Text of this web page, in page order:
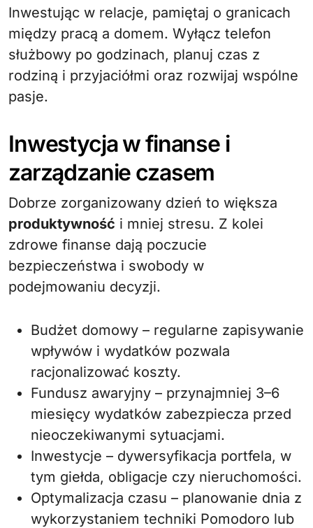
Inwestując w relacje, pamiętaj o granicach
między pracą a domem. Wyłącz telefon
służbowy po godzinach, planuj czas z
rodziną i przyjaciółmi oraz rozwijaj wspólne
pasje.
Inwestycja w finanse i
zarządzanie czasem
Dobrze zorganizowany dzień to większa
produktywność i mniej stresu. Z kolei
zdrowe finanse dają poczucie
bezpieczeństwa i swobody w
podejmowaniu decyzji.
Budżet domowy – regularne zapisywanie
wpływów i wydatków pozwala
racjonalizować koszty.
Fundusz awaryjny – przynajmniej 3–6
miesięcy wydatków zabezpiecza przed
nieoczekiwanymi sytuacjami.
Inwestycje – dywersyfikacja portfela, w
tym giełda, obligacje czy nieruchomości.
Optymalizacja czasu – planowanie dnia z
wykorzystaniem techniki Pomodoro lub